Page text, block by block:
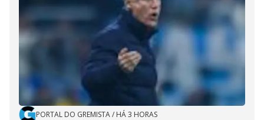
PORTAL DO GREMISTA/ HÁ 3 HORAS